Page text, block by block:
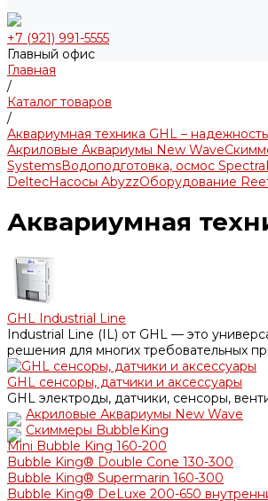
+7 (921) 991-5555
Главный офис
Главная
/
Каталог товаров
/
Аквариумная техника GHL –
Акриловые Аквариумы New Wave
SystemsВодоподготовка, осмос
DeltecНасосы AbyzzОборудование
Аквариумная
GHL Industrial Line
Industrial Line (IL) от GHL — это
решения для многих требовательных
GHL сенсоры, датчики и аксессуары
GHL электроды, датчики, сенсоры,
Акриловые Аквариумы New Wave
Скиммеры BubbleKing
Mini Bubble King 160-200
Bubble King® Double Cone 130-300
Bubble King® Supermarin 160-300
Bubble King® DeLuxe 200-650